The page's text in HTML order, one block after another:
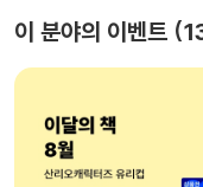
이 분야의 이벤트